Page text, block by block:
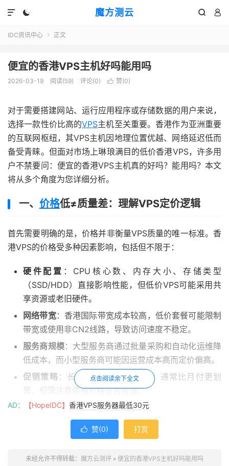
魔方测云
  

IDC资讯中心  正文
便宜的香港VPS主机好吗能用吗
2026-03-19 阅读(59) 评论(0)  赞(0)
对于需要搭建网站、运行应用程序或存储数据的用户来说，
选择一款性价比高的VPS主机至关重要。香港作为亚洲重要
的互联网枢纽，其VPS主机因地理位置优越、网络延迟低而
备受青睐。但面对市场上琳琅满目的低价香港VPS，许多用
户不禁要问：便宜的香港VPS主机真的好吗？能用吗？本文
将从多个角度为您详细分析。
一、 价格低≠质量差：理解VPS定价逻辑
首先需要明确的是，价格并非衡量VPS质量的唯一标准。香
港VPS的价格受多种因素影响，包括但不限于：
硬件配置 ：CPU核心数、内存大小、存储类型
（SSD/HDD）直接影响性能，但低价VPS可能采用共
享资源或老旧硬件。
网络带宽：香港国际带宽成本较高，低价套餐可能限制
带宽或使用非CN2线路，导致访问速度不稳定。
服务商规模：大型服务商通过批量采购和自动化运维降
低成本，而小型服务商可能因运营成本高而定价偏高。
促销策略 ：长期订阅（如3年/4年）通常比月付更划
算，但需注意续费价格是否合理。
“低价陷阱”，如虚假配置、隐藏费用或服务缩水。
二、如何判断低价香港VPS是否“能用”？
点击阅读余下全文
AD： 【HopeIDC】 香港VPS服务器最低30元
 赞(0) 打赏
未经允许不得转载： 魔方云测评 » 便宜的香港VPS主机好吗能用吗